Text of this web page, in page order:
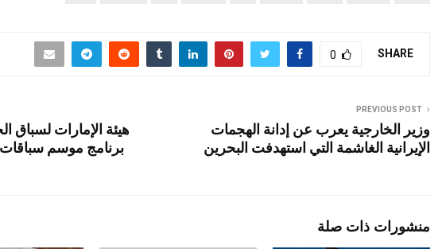
SHARE
0
PREVIOUS POST
وزير الخارجية يعرب عن إدانة الهجمات
الإيرانية الغاشمة التي استهدفت البحرين
هيئة الإمارات لسباق
منشورات ذات صلة